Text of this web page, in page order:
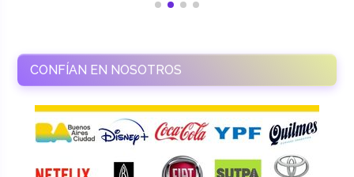
CONFÍAN EN NOSOTROS